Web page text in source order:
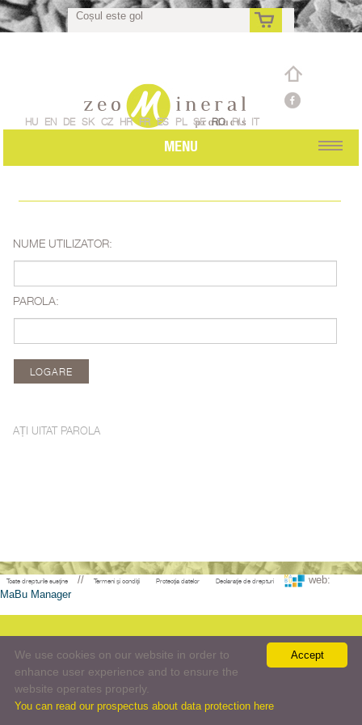
Coșul este gol
ro
HU EN DE SK CZ HR FR ES PL SE RO RU IT
MENU
NUME UTILIZATOR:
PAROLA:
AȚI UITAT PAROLA
Toate drepturile susține // Termeni și condiții Protecția datelor Declarație de drepturi
web:
MaBu Manager
Accept
We use cookies on our website in order to
enhance user experience and to ensure the
website operates properly.
You can read our prospectus about data protection here